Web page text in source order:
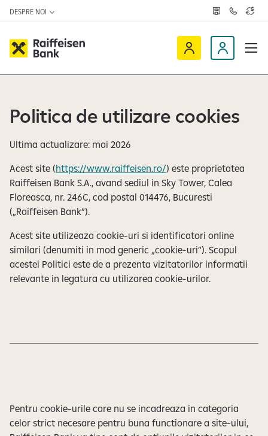
DESPRE NOI
R
a
C
c
-
C
s
v
R
f
e
e
n
O
i
n
e
D
n
o
i
e
Politica de utilizare cookies
Ultima actualizare: mai 2026
Acest site (https://www.raiffeisen.ro/) este proprietatea
Raiffeisen Bank S.A., avand sediul in Sky Tower, Calea
Floreasca, nr. 246C, cod postal 014476, Bucuresti
(„Raiffeisen Bank”).
Acest site utilizeaza cookie-uri si identificatori online
similari (denumiti in mod generic „cookie-uri”). Scopul
acestei Politici este de a prezenta vizitatorilor informatii
relevante in legatura cu utilizarea cookie-urilor.
Pentru cookie-urile care nu se incadreaza in categoria
celor strict necesare pentru buna functionare a site-ului,